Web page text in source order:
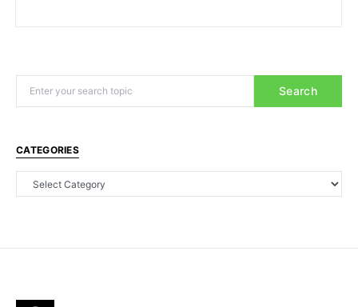
Search
CATEGORIES